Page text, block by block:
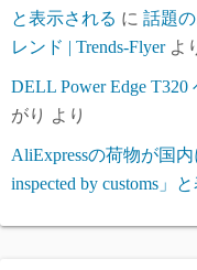
と表示される に 話題
レンド | Trends-Flyerよ
DELL Power Edge
がり より
AliExpressの荷物が国内
inspected by customs」